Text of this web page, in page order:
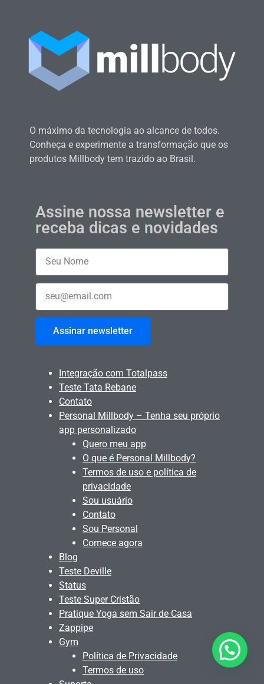
O máximo da tecnologia ao alcance de todos.
Conheça e experimente a transformação que os
produtos Millbody tem trazido ao Brasil.
Assine nossa newsletter e
receba dicas e novidades
Assinar newsletter
Integração com Totalpass
Teste Tata Rebane
Contato
Personal Millbody – Tenha seu próprio
app personalizado
Quero meu app
O que é Personal Millbody?
Termos de uso e política de
privacidade
Sou usuário
Contato
Sou Personal
Comece agora
Blog
Teste Deville
Status
Teste Super Cristão
Pratique Yoga sem Sair de Casa
Zappipe
Gym
Política de Privacidade
Termos de uso